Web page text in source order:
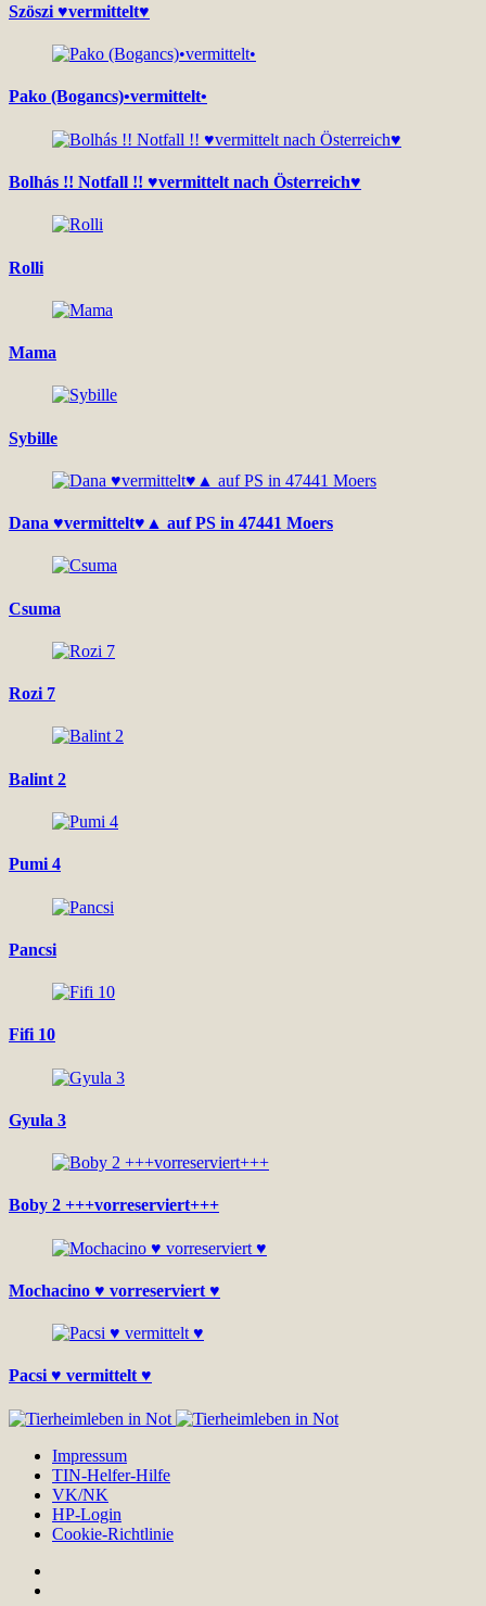
Szöszi ♥vermittelt♥
Pako (Bogancs)•vermittelt•
Bolhás !! Notfall !! ♥vermittelt nach Österreich♥
Rolli
Mama
Sybille
Dana ♥vermittelt♥▲ auf PS in 47441 Moers
Csuma
Rozi 7
Balint 2
Pumi 4
Pancsi
Fifi 10
Gyula 3
Boby 2 +++vorreserviert+++
Mochacino ♥ vorreserviert ♥
Pacsi ♥ vermittelt ♥
Impressum
TIN-Helfer-Hilfe
VK/NK
HP-Login
Cookie-Richtlinie